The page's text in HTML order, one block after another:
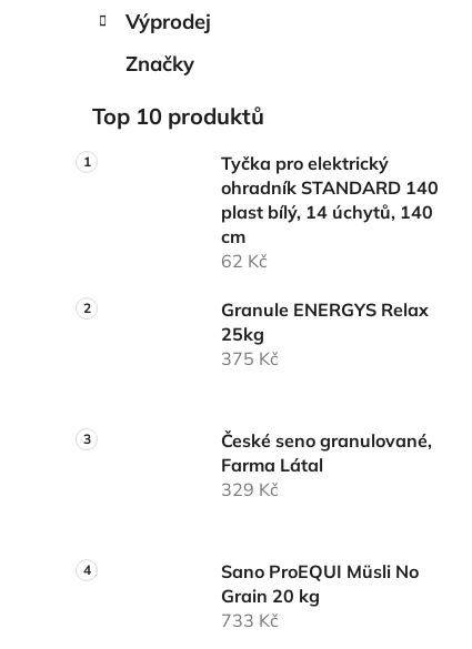
Výprodej
Značky
Top 10 produktů
Tyčka pro elektrický
ohradník STANDARD 140
plast bílý, 14 úchytů, 140
cm
62 Kč
Granule ENERGYS Relax
25kg
375 Kč
České seno granulované,
Farma Látal
329 Kč
Sano ProEQUI Müsli No
Grain 20 kg
733 Kč